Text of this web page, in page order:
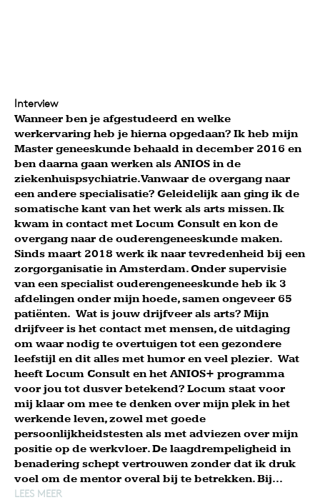
Interview
Wanneer ben je afgestudeerd en welke
werkervaring heb je hierna opgedaan? Ik heb mijn
Master geneeskunde behaald in december 2016 en
ben daarna gaan werken als ANIOS in de
ziekenhuispsychiatrie. Vanwaar de overgang naar
een andere specialisatie? Geleidelijk aan ging ik de
somatische kant van het werk als arts missen. Ik
kwam in contact met Locum Consult en kon de
overgang naar de ouderengeneeskunde maken.
Sinds maart 2018 werk ik naar tevredenheid bij een
zorgorganisatie in Amsterdam. Onder supervisie
van een specialist ouderengeneeskunde heb ik 3
afdelingen onder mijn hoede, samen ongeveer 65
patiënten. Wat is jouw drijfveer als arts? Mijn
drijfveer is het contact met mensen, de uitdaging
om waar nodig te overtuigen tot een gezondere
leefstijl en dit alles met humor en veel plezier. Wat
heeft Locum Consult en het ANIOS+ programma
voor jou tot dusver betekend? Locum staat voor
mij klaar om mee te denken over mijn plek in het
werkende leven, zowel met goede
persoonlijkheidstesten als met adviezen over mijn
positie op de werkvloer. De laagdrempeligheid in
benadering schept vertrouwen zonder dat ik druk
voel om de mentor overal bij te betrekken. Bij...
LEES MEER